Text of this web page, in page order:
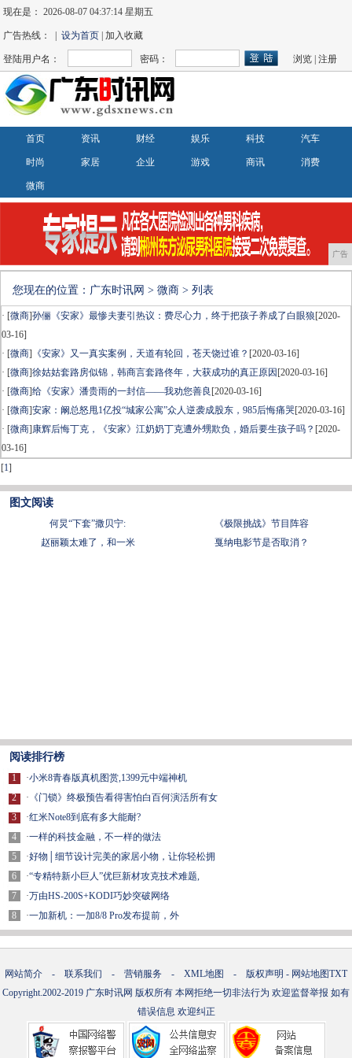
现在是：2026-08-07 04:37:14 星期五
广告热线： |设为首页 | 加入收藏
登陆用户名： 密码： 浏览 |注册
首页 资讯 财经 娱乐 科技 汽车
时尚 家居 企业 游戏 商讯 消费
微商
广告
您现在的位置： 广东时讯网 > 微商 > 列表
· [微商]孙俪《安家》最惨夫妻引热议：费尽心力，终于把孩子养成了白眼狼[2020-
03-16]
· [微商] 《安家》又一真实案例，天道有轮回，苍天饶过谁？ [2020-03-16]
· [微商]徐姑姑套路房似锦，韩商言套路佟年，大获成功的真正原因 [2020-03-16]
· [微商]给《安家》潘贵雨的一封信——我劝您善良 [2020-03-16]
· [微商]安家：阚总怒甩1亿投“城家公寓”众人逆袭成股东，985后悔痛哭[2020-03-16]
· [微商]康辉后悔丁克，《安家》江奶奶丁克遭外甥欺负，婚后要生孩子吗？ [2020-
03-16]
[1]
图文阅读
何炅“下套”撒贝宁:
《极限挑战》节目阵容
赵丽颖太难了，和一米
戛纳电影节是否取消？
阅读排行榜
1
2
3
4
5
6
7
8
·小米8青春版真机图赏,1399元中端神机
· 《门锁》终极预告看得害怕白百何演活所有女
·红米Note8到底有多大能耐?
·一样的科技金融，不一样的做法
·好物│细节设计完美的家居小物，让你轻松拥
·“专精特新小巨人”优巨新材攻克技术难题,
·万由HS-200S+KODI巧妙突破网络
·一加新机：一加8/8 Pro发布提前，外
网站简介 - 联系我们 - 营销服务 - XML地图 - 版权声明 - 网站地图TXT
Copyright.2002-2019 广东时讯网 版权所有 本网拒绝一切非法行为 欢迎监督举报 如有
错误信息 欢迎纠正